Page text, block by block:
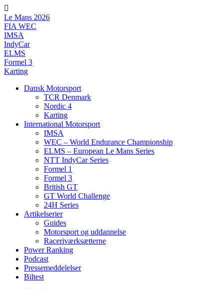
Videre
til
indhold
Le Mans 2026
FIA WEC
IMSA
IndyCar
ELMS
Formel 3
Karting
Dansk Motorsport
TCR Denmark
Nordic 4
Karting
International Motorsport
IMSA
WEC – World Endurance Championship
ELMS – European Le Mans Series
NTT IndyCar Series
Formel 1
Formel 3
British GT
GT World Challenge
24H Series
Artikelserier
Guides
Motorsport og uddannelse
Raceriværksætterne
Power Ranking
Podcast
Pressemeddelelser
Biltest